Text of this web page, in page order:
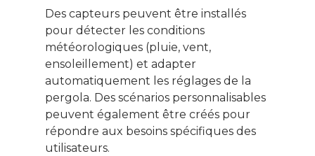
Des capteurs peuvent être installés
pour détecter les conditions
météorologiques (pluie, vent,
ensoleillement) et adapter
automatiquement les réglages de la
pergola. Des scénarios personnalisables
peuvent également être créés pour
répondre aux besoins spécifiques des
utilisateurs.